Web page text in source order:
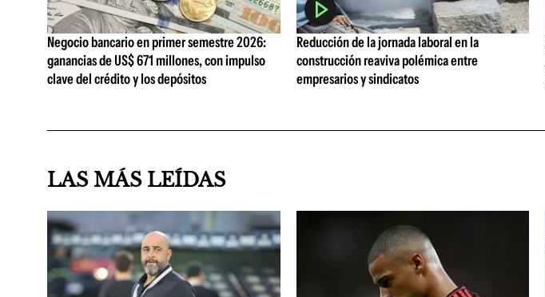
Negocio bancario en primer semestre 2026:
ganancias de US$ 671 millones, con impulso
clave del crédito y los depósitos
Reducción de la jornada laboral en la
construcción reaviva polémica entre
empresarios y sindicatos
LAS MÁS LEÍDAS